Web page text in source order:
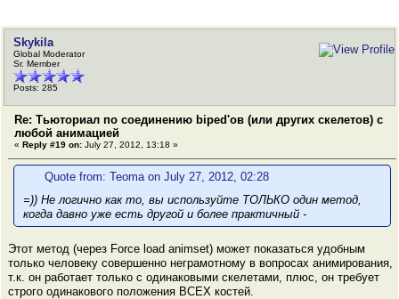
Skykila
Global Moderator
Sr. Member
Posts: 285
Re: Тьюториал по соединению biped'ов (или других скелетов) с
любой анимацией
« Reply #19 on: July 27, 2012, 13:18 »
Quote from: Teoma on July 27, 2012, 02:28
=)) Не логично как то, вы используйте ТОЛЬКО один метод,
когда давно уже есть другой и более практичный -
Этот метод (через Force load animset) может показаться удобным
только человеку совершенно неграмотному в вопросах анимирования,
т.к. он работает только с одинаковыми скелетами, плюс, он требует
строго одинакового положения ВСЕХ костей.